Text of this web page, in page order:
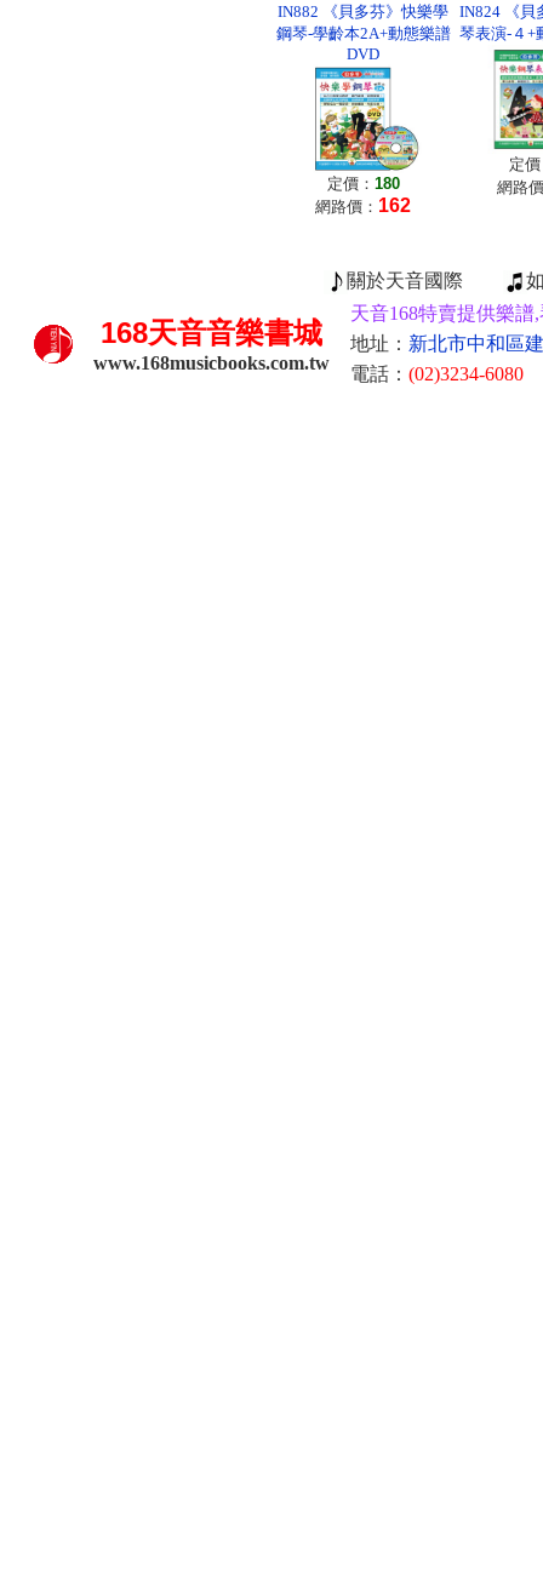
IN882 《貝多芬》快樂學
鋼琴-學齡本2A+動態樂譜
DVD
定價： 180
網路價： 162
IN824 《貝
琴表演-４+
定
網路
關於天音國際
168天音音樂書城
www.168musicbooks.com.tw
天音168特賣提供樂
地址： 新北市中和區
電話： (02)3234-6080